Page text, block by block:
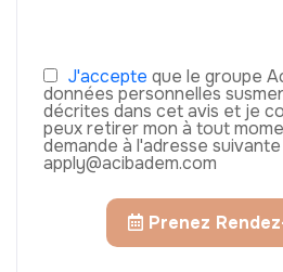
J'accepte que le groupe
données personnelles
décrites dans cet avis et je
peux retirer mon à tout
demande à l'adresse suivante
apply@acibadem.com
Prenez